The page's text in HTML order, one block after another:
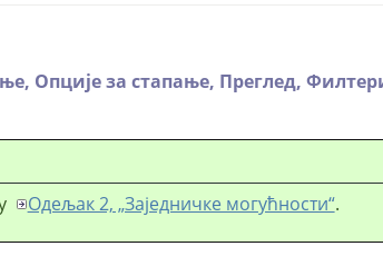
Опције за стапање, Преглед,
Одељак 2, „Заједничке могућности“.